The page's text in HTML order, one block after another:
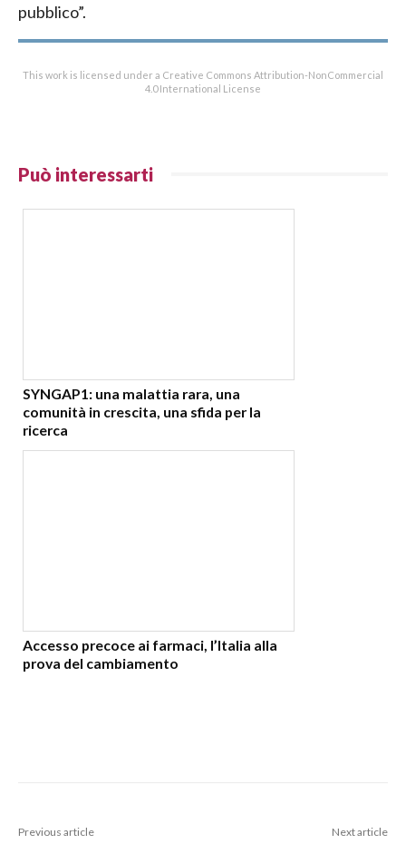
pubblico”.
This work is licensed under a Creative Commons Attribution-NonCommercial
4.0 International License
Può interessarti
SYNGAP1: una malattia rara, una
comunità in crescita, una sfida per la
ricerca
Accesso precoce ai farmaci, l’Italia alla
prova del cambiamento
Previous article Next article